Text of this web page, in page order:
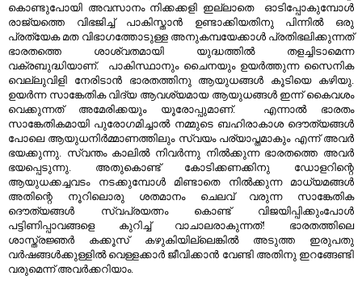
കൊണ്ടുപോയി അവസാനം നിക്കക്കളി ഇല്ലാതെ ഓടിപ്പോകുമ്പോള്‍
രാജ്യത്തെ വിഭജിച്ച് പാകിസ്താന്‍ ഉണ്ടാക്കിയതിനു പിന്നില്‍ ഒരു
പ്രത്യേക മത വിഭാഗത്തോടുള്ള അനുകമ്പയേക്കാള്‍ പ്രതിഭലിക്കുന്നത്
ഭാരതത്തെ ശാശ്വതമായി യുദ്ധത്തില്‍ തളച്ചിടാമെന്ന
വക്രബുദ്ധിയാണ്. പാകിസ്ഥാനും ചൈനയും ഉയര്‍ത്തുന്ന സൈനിക
വെല്ലുവിളി നേരിടാന്‍ ഭാരതത്തിനു ആയുധങ്ങള്‍ കൂടിയെ കഴിയു.
ഉയര്‍ന്ന സാങ്കേതിക വിദ്യ ആവശ്യമായ ആയുധങ്ങള്‍ ഇന്ന് കൈവശം
വെക്കുന്നത് അമേരിക്കയും യൂരോപ്പുമാണ്. എന്നാല്‍ ഭാരതം
സാങ്കേതികമായി പുരോഗമിച്ചാല്‍ നമ്മുടെ ബഹിരാകാശ ദൌത്യങ്ങള്‍
പോലെ ആയുധനിര്‍മ്മാണത്തിലും സ്വയം പര്യാപ്തമാകും എന്ന് അവര്‍
ഭയക്കുന്നു. സ്വന്തം കാലില്‍ നിവര്‍ന്നു നില്‍ക്കുന്ന ഭാരതത്തെ അവര്‍
ഭയപ്പെടുന്നു. അതുകൊണ്ട് കോടിക്കണക്കിനു ഡോളറിന്റെ
ആയുധക്കച്ചവടം നടക്കുമ്പോള്‍ മിണ്ടാതെ നില്‍ക്കുന്ന മാധ്യമങ്ങള്‍
അതിന്റെ നൂറിലൊരു ശതമാനം ചെലവ് വരുന്ന സാങ്കേതിക
ദൌത്യങ്ങള്‍ സ്വപ്രയത്നം കൊണ്ട് വിജയിപ്പിക്കുംപോള്‍
പട്ടിണിപ്പാവങ്ങളെ കുറിച്ച് വാചാലരാകുന്നത്! ഭാരതത്തിലെ
ശാസ്ത്രജ്ഞര്‍ കക്കൂസ് കഴുകിയില്ലെങ്കില്‍ അടുത്ത ഇരുപതു
വര്‍ഷങ്ങള്‍ക്കുള്ളില്‍ വെള്ളക്കാര്‍ ജീവിക്കാന്‍ വേണ്ടി അതിനു ഇറങ്ങേണ്ടി
വരുമെന്ന് അവര്‍ക്കറിയാം.